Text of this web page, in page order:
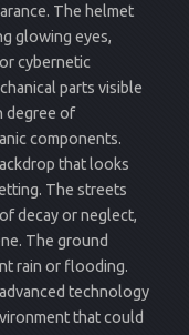
The helmet
glowing eyes,
cybernetic
parts visible
degree of
components.
that looks
The streets
decay or neglect,
The ground
rain or flooding.
technology
that could